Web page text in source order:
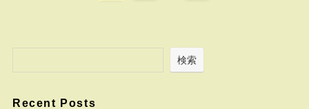
検索
Recent Posts